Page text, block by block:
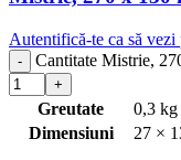
Autentifică-te ca să vezi
Cantitate Mistrie,
Greutate
0,3 kg
Dimensiuni
27 ×